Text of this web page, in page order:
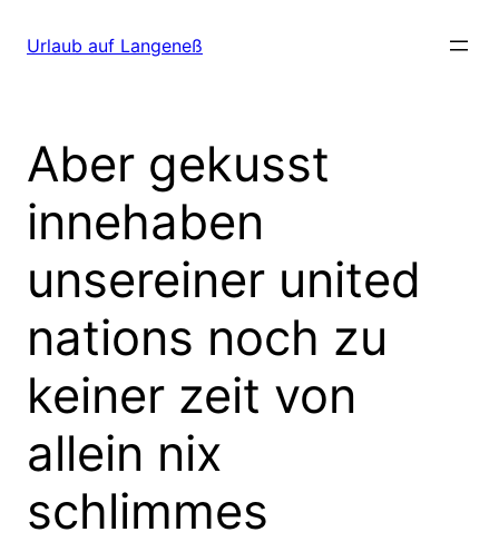
zumUrlaub auf Langeneß
Aber gekusst
innehaben
unsereiner united
nations noch zu
keiner zeit von
allein nix
schlimmes